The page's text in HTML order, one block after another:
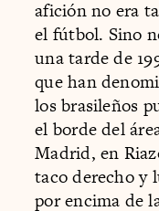
afición no era
el fútbol. Sino
una tarde de
que han
los brasileños
el borde del
Madrid, en
taco derecho y
por encima de